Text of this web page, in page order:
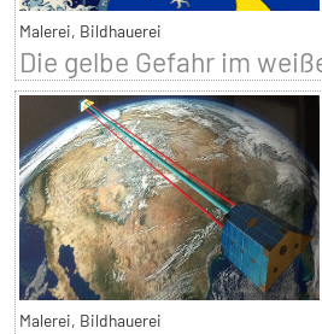
Malerei, Bildhauerei
Die gelbe Gefahr im
Malerei, Bildhauerei